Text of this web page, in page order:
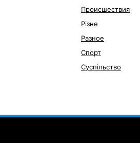
Происшествия
Різне
Разное
Спорт
Суспільство